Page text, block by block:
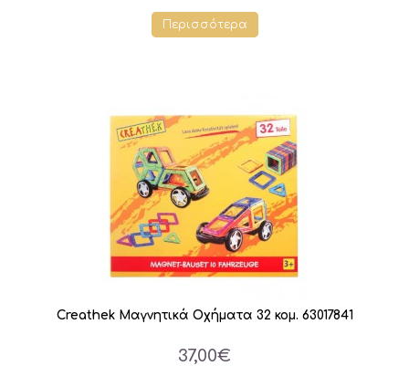
Περισσότερα
Creathek Μαγνητικά Οχήματα 32 κομ. 63017841
37,00€